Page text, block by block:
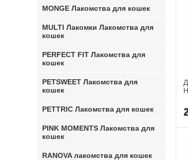
MONGE Лакомства для кошек
MULTI Лакомки Лакомства для
кошек
PERFECT FIT Лакомства для
кошек
PETSWEET Лакомства для
кошек
PETTRIC Лакомства для кошек
PINK MOMENTS Лакомства для
кошек
RANOVA лакомства для кошек